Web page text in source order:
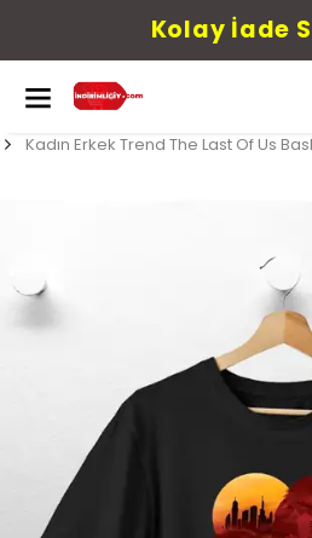
Kolay İade
Kadın Erkek Trend The Last Of Us